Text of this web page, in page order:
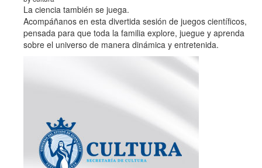
La ciencia también se juega.
Acompáñanos en esta divertida sesión de juegos científicos,
pensada para que toda la familia explore, juegue y aprenda
sobre el universo de manera dinámica y entretenida.